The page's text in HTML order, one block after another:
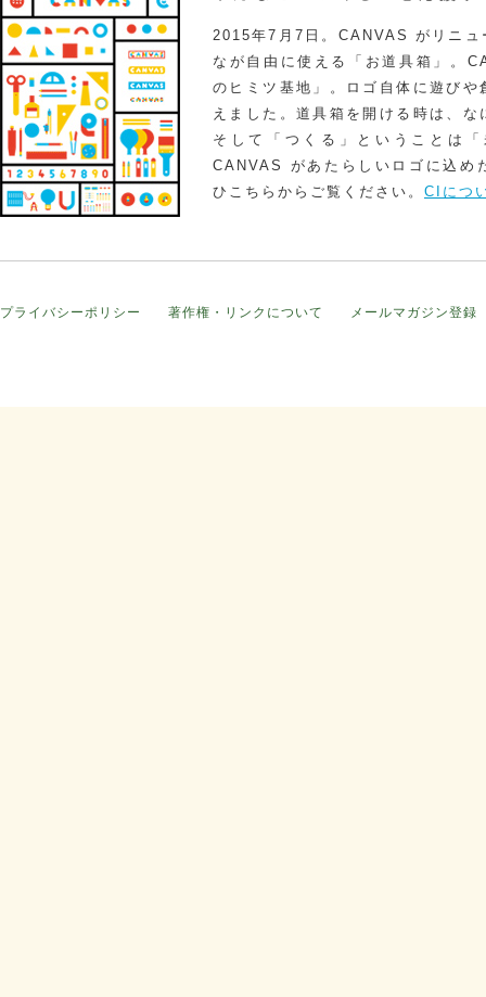
2015年7月7日。CANVAS がリニュ
なが自由に使える「お道具箱」。
のヒミツ基地」。ロゴ自体に遊び
えました。道具箱を開ける時は、
そして「つくる」ということは
CANVAS があたらしいロゴに込め
ひこちらからご覧ください。 CIにつ
プライバシーポリシー 著作権・リンクについて メールマガジン登録